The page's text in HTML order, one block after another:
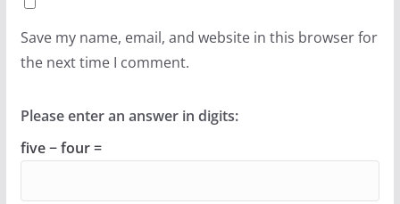
Save my name, email, and website in this browser for
the next time I comment.
Please enter an answer in digits:
five − four =